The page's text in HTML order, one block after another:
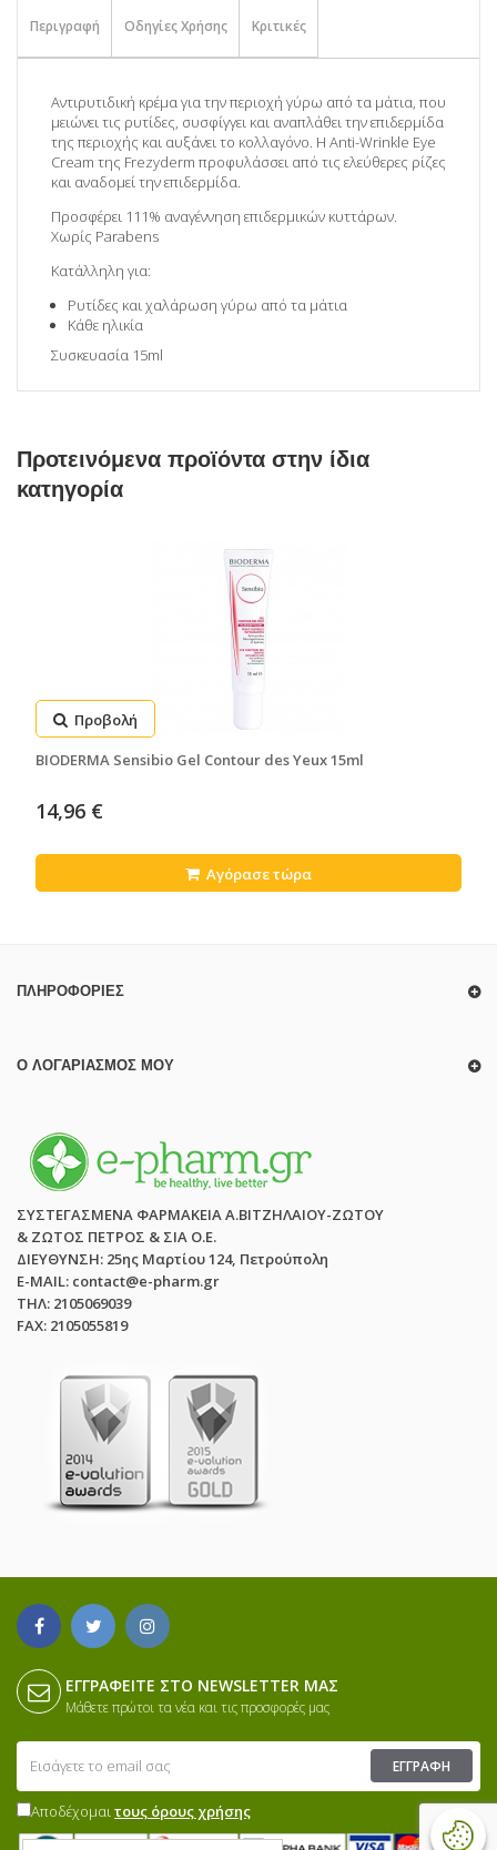
Περιγραφή Οδηγίες Χρήσης Κριτικές
Αντιρυτιδική κρέμα για την περιοχή γύρω από τα μάτια, που
μειώνει τις ρυτίδες, συσφίγγει και αναπλάθει την επιδερμίδα
της περιοχής και αυξάνει το κολλαγόνο. Η Anti-Wrinkle Eye
Cream της Frezyderm προφυλάσσει από τις ελεύθερες ρίζες
και αναδομεί την επιδερμίδα.
Προσφέρει 111% αναγέννηση επιδερμικών κυττάρων.
Χωρίς Parabens
Κατάλληλη για:
Ρυτίδες και χαλάρωση γύρω από τα μάτια
Κάθε ηλικία
Συσκευασία 15ml
Προτεινόμενα προϊόντα στην ίδια
κατηγορία
Προβολή
BIODERMA Sensibio Gel Contour des Yeux 15ml
14,96 €
Αγόρασε τώρα
ΠΛΗΡΟΦΟΡΊΕΣ
Ο ΛΟΓΑΡΙΑΣΜΌΣ ΜΟΥ
ΣΥΣΤΕΓΑΣΜΕΝΑ ΦΑΡΜΑΚΕΙΑ Α.ΒΙΤΖΗΛΑΙΟΥ-ΖΩΤΟΥ
& ΖΩΤΟΣ ΠΕΤΡΟΣ & ΣΙΑ Ο.Ε.
ΔΙΕΥΘΥΝΣΗ: 25ης Μαρτίου 124, Πετρούπολη
E-MAIL: contact@e-pharm.gr
ΤΗΛ: 2105069039
FAX: 2105055819
ΕΓΓΡΑΦΕΊΤΕ ΣΤΟ NEWSLETTER ΜΑΣ
Μάθετε πρώτοι τα νέα και τις προσφορές μας
ΕΓΓΡΑΦΉ
Αποδέχομαιτους όρους χρήσης